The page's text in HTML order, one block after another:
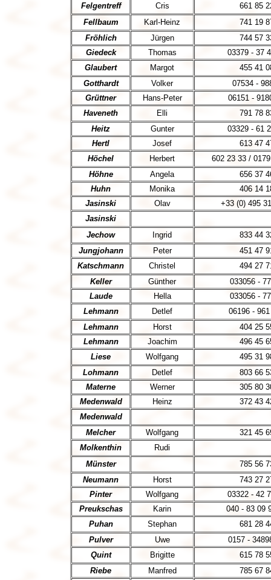
Felgentreff
Cris
661 85
Fellbaum
Karl-Heinz
741 19
Fröhlich
Jürgen
744 57
Giedeck
Thomas
03379 - 37
Glaubert
Margot
455 41
Gotthardt
Volker
07534 -
Grüttner
Hans-Peter
06151 -
Haveneth
Elli
791 78
Heitz
Gunter
03329 - 61
Hertl
Josef
613 47
Höchel
Herbert
602 23 33 /
Höhne
Angela
656 37
Huhn
Monika
406 14
Jasinski
Olav
+33 (0) 495
Jasinski
Jechow
Ingrid
833 44
Jungjohann
Peter
451 47
Katschmann
Christel
494 27
Keller
Günther
033056 -
Laude
Hella
033056 -
Lehmann
Detlef
06196 -
Lehmann
Horst
404 25
Lehmann
Joachim
496 45
Liese
Wolfgang
495 31
Lohmann
Detlef
803 66
Materne
Werner
305 80
Medenwald
Heinz
372 43
Medenwald
Melcher
Wolfgang
321 45
Molkenthin
Rudi
Münster
785 56
Neumann
Horst
743 27
Pinter
Wolfgang
03322 - 42
Preukschas
Karin
040 - 83 09
Puhan
Stephan
681 28
Pulver
Uwe
0157 -
Quint
Brigitte
615 78
Riebe
Manfred
785 67